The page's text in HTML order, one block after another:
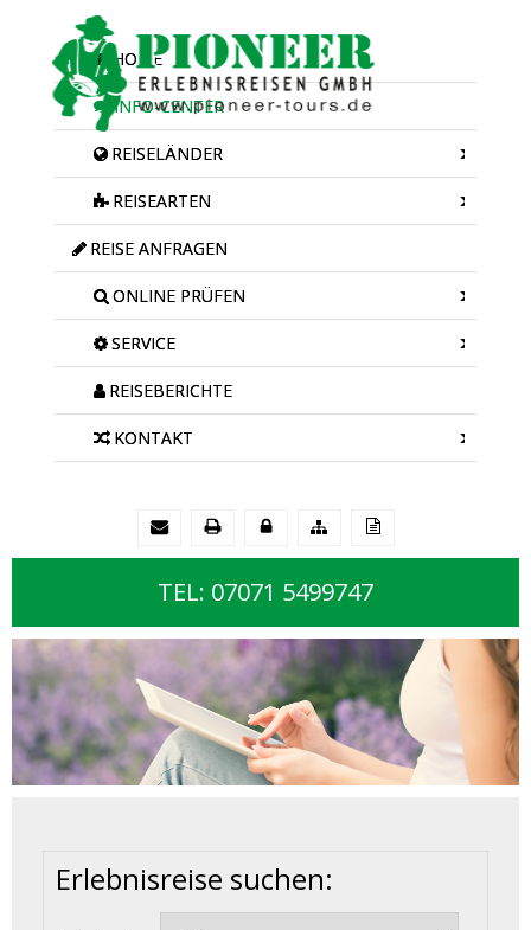
HOME
INFO-CENTER
REISELÄNDER
REISEARTEN
REISE ANFRAGEN
ONLINE PRÜFEN
SERVICE
REISEBERICHTE
KONTAKT
TEL: 07071 5499747
Erlebnisreise suchen: